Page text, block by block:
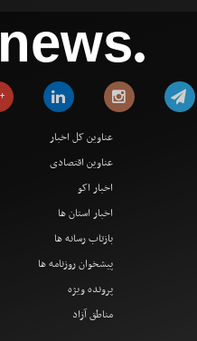
news●
عناوین کل اخبار
عناوین اقتصادی
اخبار اکو
اخبار استان ها
بازتاب رسانه ها
پیشخوان روزنامه ها
پرونده ویژه
مناطق آزاد